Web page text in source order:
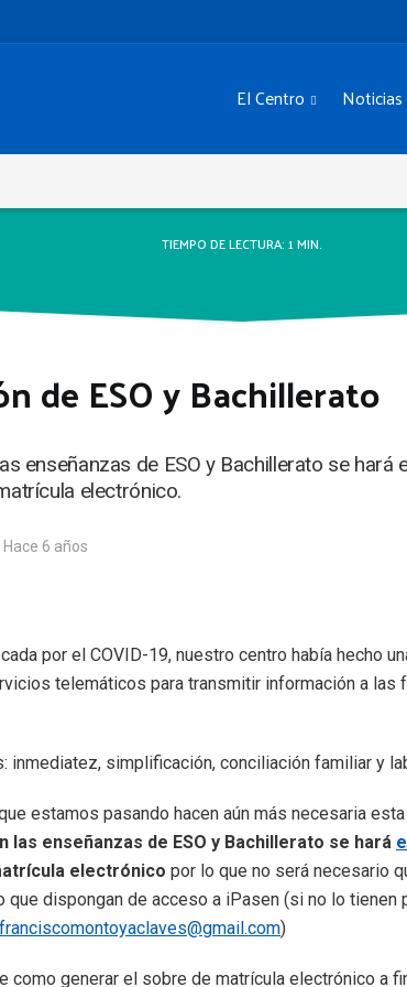
El Centro Noticias
TIEMPO DE LECTURA:1MIN.
de ESO y Bachillerato
enseñanzas de ESO y Bachillerato se hará
electrónico.
Hace 6 años
por el COVID-19, nuestro centro había hecho
telemáticos para transmitir información a las
inmediatez, simplificación, conciliación familiar y
estamos pasando hacen aún más necesaria
las enseñanzas de ESO y Bachillerato se hará
electrónico por lo que no será necesario
que dispongan de acceso a iPasen (si no lo tienen
)
como generar el sobre de matrícula electrónico a